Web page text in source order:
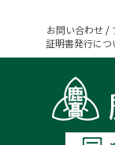
お問い合わせ /
証明書発行につ